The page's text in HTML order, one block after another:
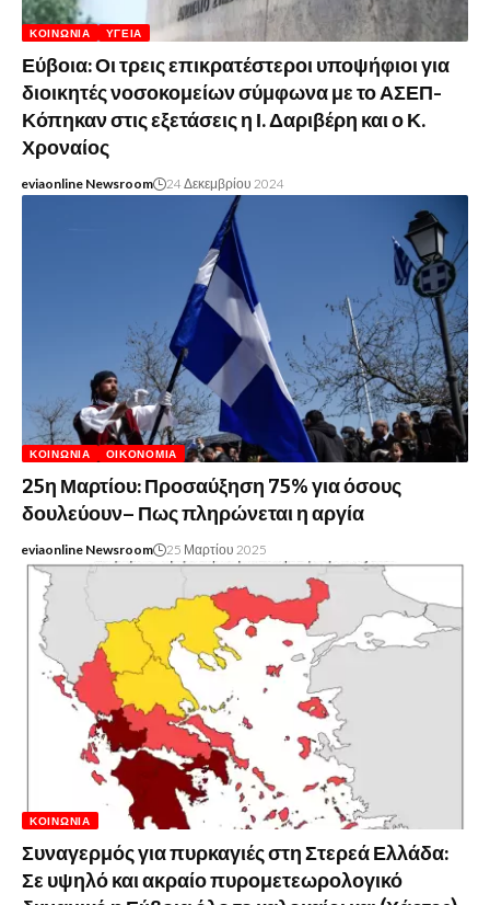
ΚΟΙΝΩΝΊΑ ΥΓΕΊΑ
Εύβοια: Οι τρεις επικρατέστεροι υποψήφιοι για
διοικητές νοσοκομείων σύμφωνα με το ΑΣΕΠ-
Κόπηκαν στις εξετάσεις η Ι. Δαριβέρη και ο Κ.
Χροναίος
eviaonline Newsroom 24 Δεκεμβρίου 2024
ΚΟΙΝΩΝΊΑ ΟΙΚΟΝΟΜΊΑ
25η Μαρτίου: Προσαύξηση 75% για όσους
δουλεύουν– Πως πληρώνεται η αργία
eviaonline Newsroom 25 Μαρτίου 2025
ΚΟΙΝΩΝΊΑ
Συναγερμός για πυρκαγιές στη Στερεά Ελλάδα:
Σε υψηλό και ακραίο πυρομετεωρολογικό